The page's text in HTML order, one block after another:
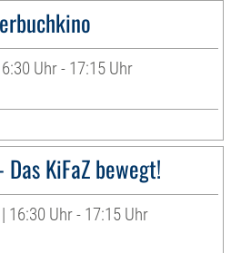
Uhr - 17:15 Uhr
KiFaZ bewegt!
Uhr - 17:15 Uhr